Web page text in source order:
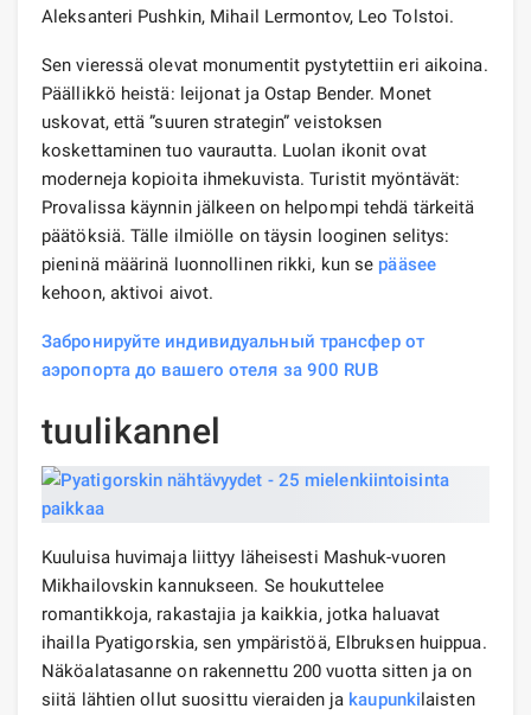
Aleksanteri Pushkin, Mihail Lermontov, Leo Tolstoi.
Sen vieressä olevat monumentit pystytettiin eri aikoina.
Päällikkö heistä: leijonat ja Ostap Bender. Monet
uskovat, että ”suuren strategin” veistoksen
koskettaminen tuo vaurautta. Luolan ikonit ovat
moderneja kopioita ihmekuvista. Turistit myöntävät:
Provalissa käynnin jälkeen on helpompi tehdä tärkeitä
päätöksiä. Tälle ilmiölle on täysin looginen selitys:
pieninä määrinä luonnollinen rikki, kun se pääsee
kehoon, aktivoi aivot.
Забронируйте индивидуальный трансфер от
аэропорта до вашего отеля за 900 RUB
tuulikannel
Kuuluisa huvimaja liittyy läheisesti Mashuk-vuoren
Mikhailovskin kannukseen. Se houkuttelee
romantikkoja, rakastajia ja kaikkia, jotka haluavat
ihailla Pyatigorskia, sen ympäristöä, Elbruksen huippua.
Näköalatasanne on rakennettu 200 vuotta sitten ja on
siitä lähtien ollut suosittu vieraiden ja kaupunkilaisten